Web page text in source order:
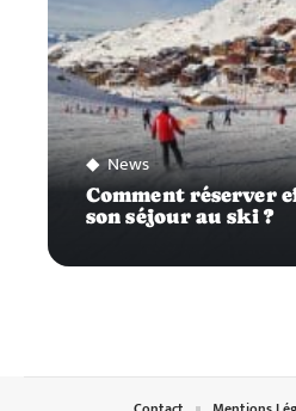
News
Comment réserver
son séjour au ski ?